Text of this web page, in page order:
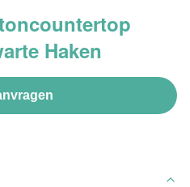
Haken